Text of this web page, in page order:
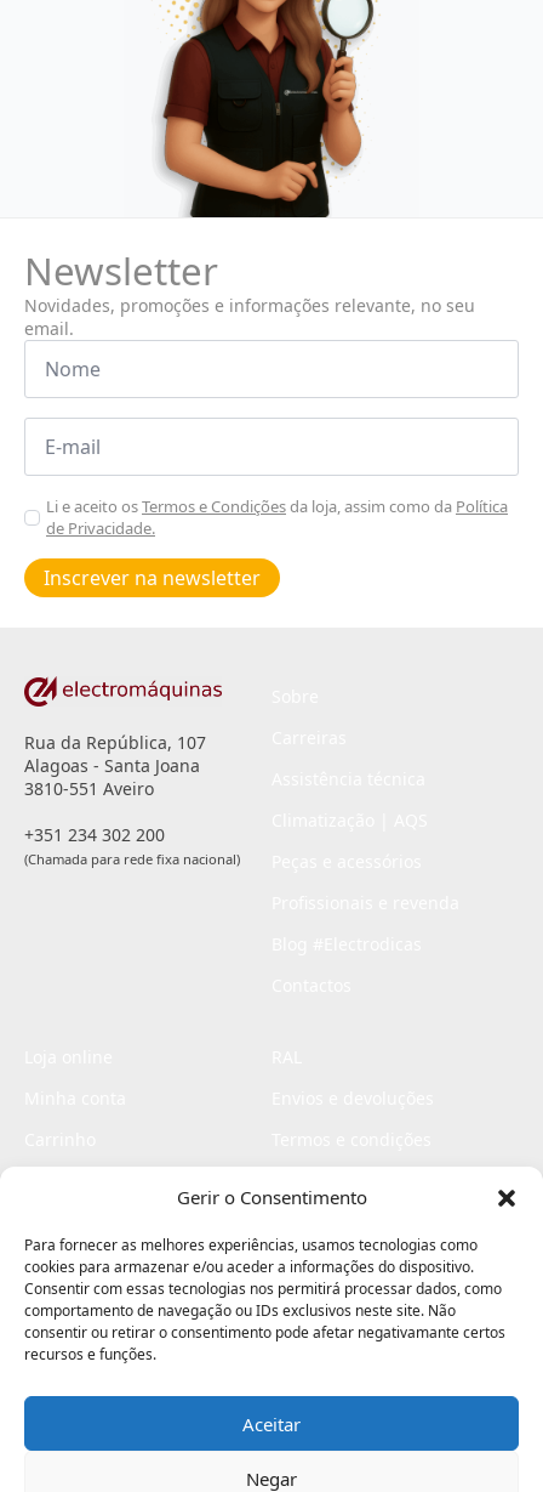
Gerir o Consentimento
Para fornecer as melhores experiências, usamos tecnologias como
cookies para armazenar e/ou aceder a informações do dispositivo.
Consentir com essas tecnologias nos permitirá processar dados, como
comportamento de navegação ou IDs exclusivos neste site. Não
consentir ou retirar o consentimento pode afetar negativamante certos
recursos e funções.
Aceitar
Negar
Newsletter
Novidades, promoções e informações relevante, no seu
email.
Nome
Email
Aceitar
Poiticas
de
privacidade
Li e aceito osTermos e Condiçõesda loja, assim como da Política
de Privacidade.
Inscrever na newsletter
Rua da República, 107
Alagoas - Santa Joana
3810-551 Aveiro
+351 234 302 200
(Chamada para rede fixa nacional)
Livro de elogios
Electromaquinas ©2026
contágio - agência criativa